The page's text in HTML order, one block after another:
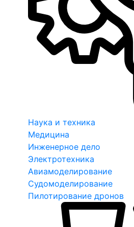
Наука и техника
Медицина
Инженерное дело
Электротехника
Авиамоделирование
Судомоделирование
Пилотирование дронов